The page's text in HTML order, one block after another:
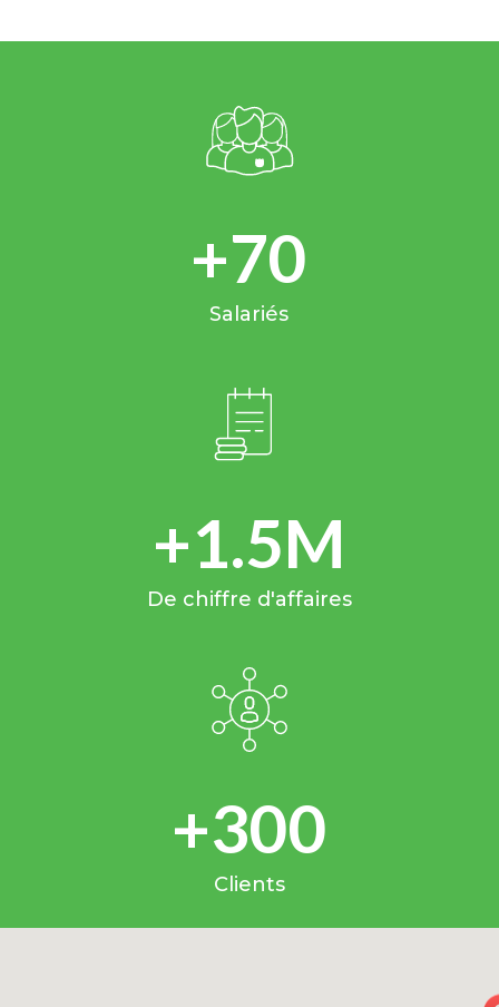
+70
Salariés
+1.5M
De chiffre d'affaires
+300
Clients